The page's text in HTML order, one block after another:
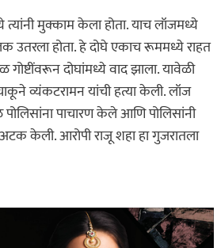
त्यांनी मुक्काम केला होता. याच लॉजमध्ये
उतरला होता. हे दोघे एकाच रूममध्ये राहत
गोष्टींवरून दोघांमध्ये वाद झाला. यावेळी
व्यंकटरामन यांची हत्या केली. लॉज
पोलिसांना पाचारण केले आणि पोलिसांनी
केली. आरोपी राजू शहा हा गुजरातला